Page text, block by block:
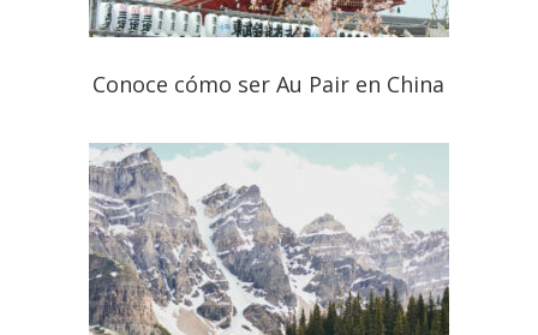
Conoce cómo ser Au Pair en China